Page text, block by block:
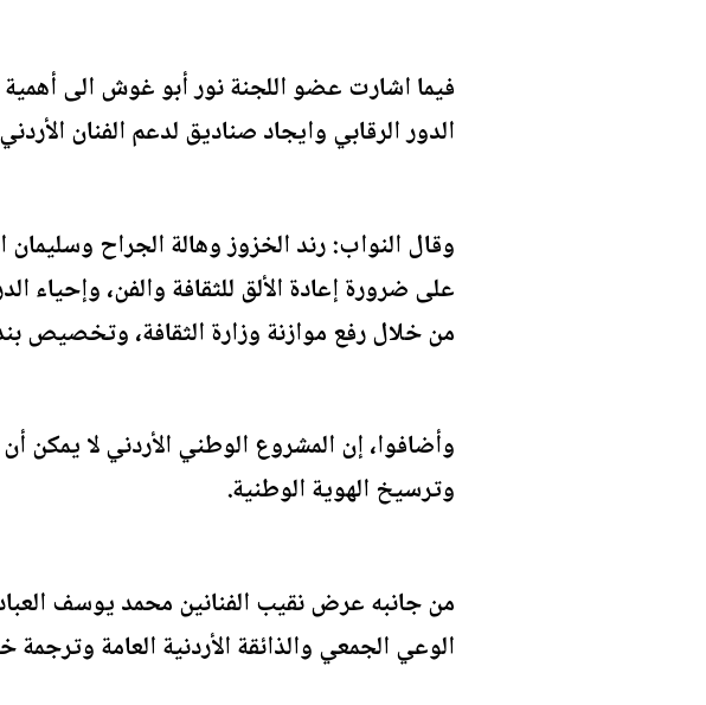
فيما اشارت عضو اللجنة نور أبو غوش الى أهمية
الدور الرقابي وايجاد صناديق لدعم الفنان
وقال النواب: رند الخزوز وهالة الجراح
على ضرورة إعادة الألق للثقافة والفن، وإحياء
من خلال رفع موازنة وزارة الثقافة، وتخصيص
وأضافوا، إن المشروع الوطني الأردني لا يمكن
وترسيخ الهوية الوطنية.
من جانبه عرض نقيب الفنانين محمد يوسف
الوعي الجمعي والذائقة الأردنية العامة